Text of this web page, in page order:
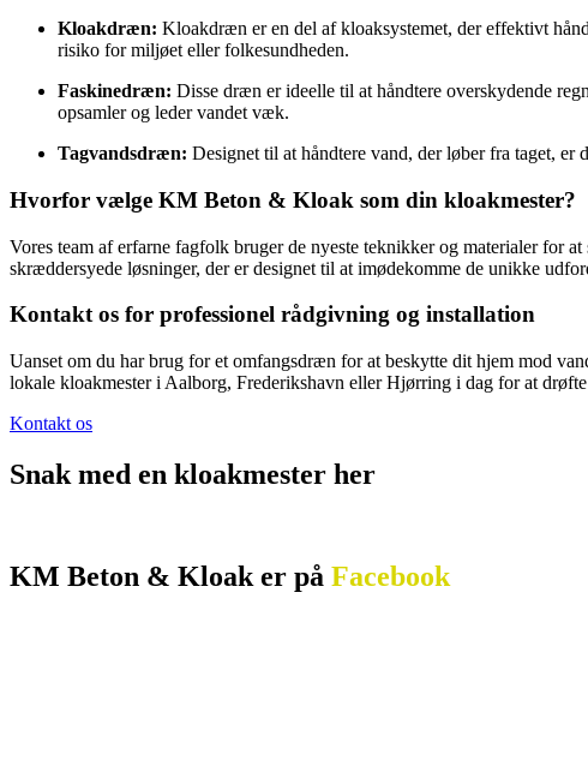
Kloakdræn: Kloakdræn er en del af kloaksystemet, der effektivt
risiko for miljøet eller folkesundheden.
Faskinedræn: Disse dræn er ideelle til at håndtere overskydende
opsamler og leder vandet væk.
Tagvandsdræn: Designet til at håndtere vand, der løber fra taget,
Hvorfor vælge KM Beton & Kloak som din kloakmester?
Vores team af erfarne fagfolk bruger de nyeste teknikker og materialer for
skræddersyede løsninger, der er designet til at imødekomme de unikke
Kontakt os for professionel rådgivning og installation
Uanset om du har brug for et omfangsdræn for at beskytte dit hjem mod
lokale kloakmester i Aalborg, Frederikshavn eller Hjørring i dag for at
Kontakt os
Snak med en kloakmester her
KM Beton & Kloak er ​på Facebook